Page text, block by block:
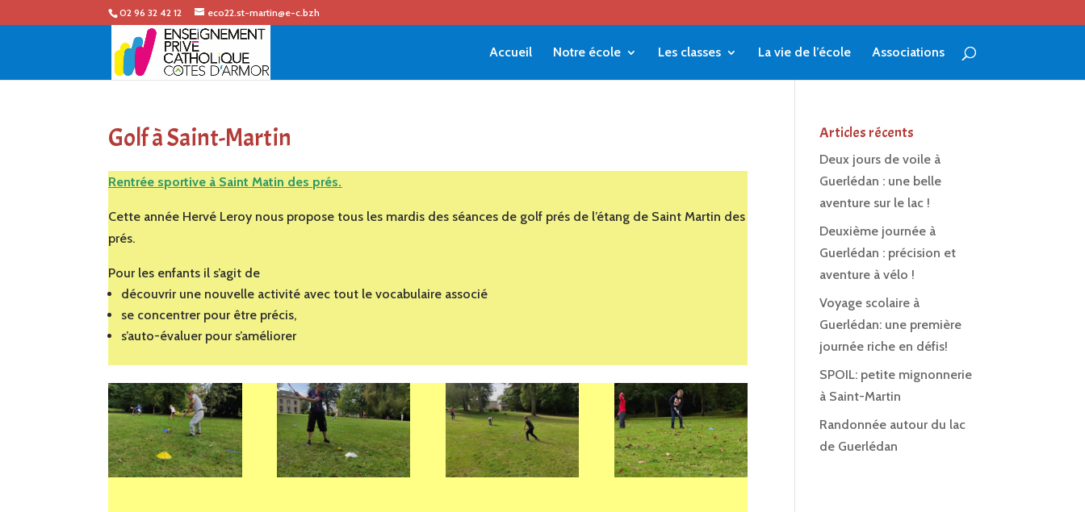
02 96 32 42 12 eco22.st-martin@e-c.bzh
Accueil Notre école Les classes La vie de l’école Associations
Golf à Saint-Martin
Rentrée sportive à Saint Matin des prés.
Cette année Hervé Leroy nous propose tous les mardis des séances de golf prés de l’étang de Saint Martin des
prés.
Pour les enfants il s’agit de
découvrir une nouvelle activité avec tout le vocabulaire associé
se concentrer pour être précis,
s’auto-évaluer pour s’améliorer
Articles récents
Deux jours de voile à
Guerlédan : une belle
aventure sur le lac !
Deuxième journée à
Guerlédan : précision et
aventure à vélo !
Voyage scolaire à
Guerlédan: une première
journée riche en défis!
SPOIL: petite mignonnerie
à Saint-Martin
Randonnée autour du lac
de Guerlédan